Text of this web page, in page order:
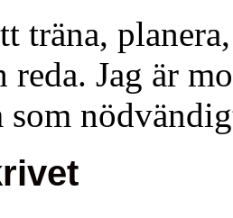
träna,
Jag är
som